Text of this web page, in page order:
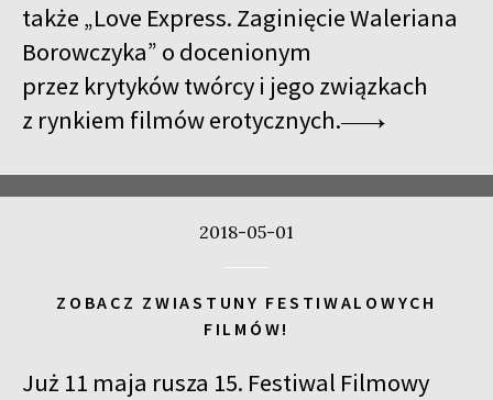
także „Love Express. Zaginięcie Waleriana
Borowczyka” o docenionym
przez krytyków twórcy i jego związkach
z rynkiem filmów erotycznych.
2018-05-01
ZOBACZ ZWIASTUNY FESTIWALOWYCH
FILMÓW!
Już 11 maja rusza 15. Festiwal Filmowy